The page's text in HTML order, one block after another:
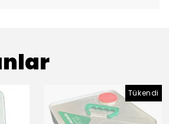
Tükendi